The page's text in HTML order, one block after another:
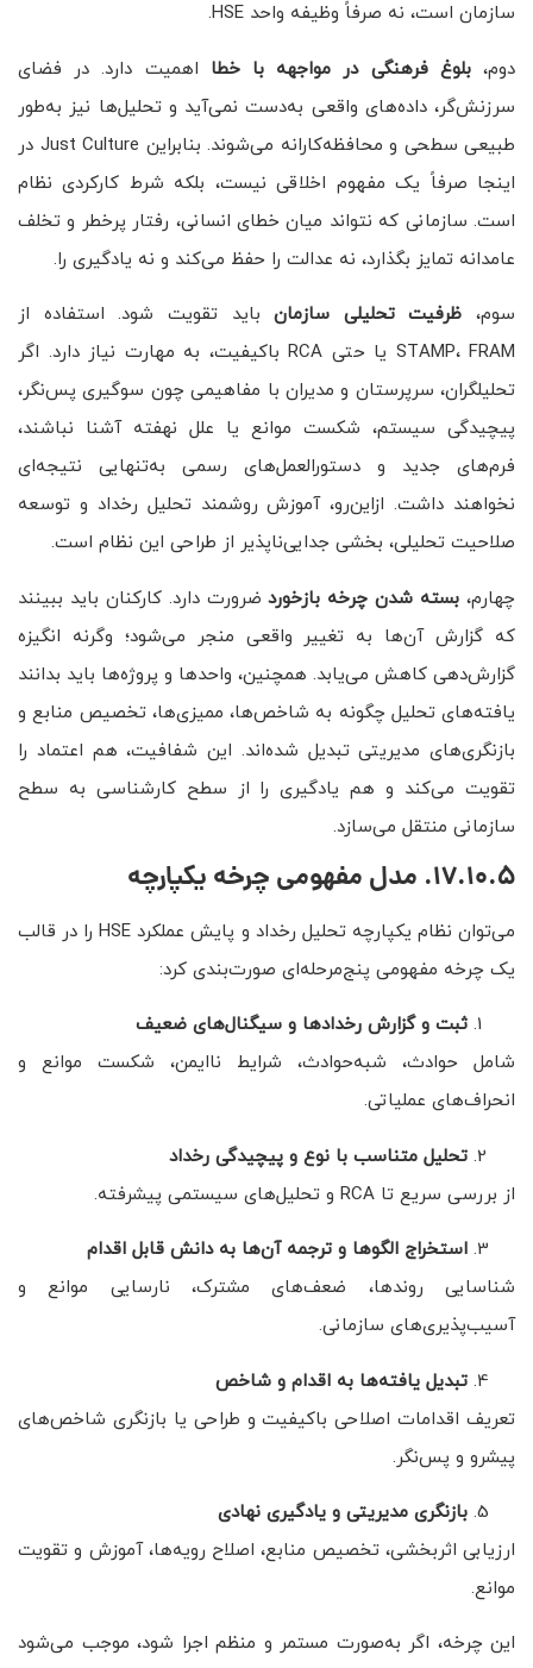
سازمان است، نه صرفاً وظیفه واحد HSE.
دوم،بلوغ فرهنگی در مواجهه با خطا اهمیت دارد. در فضای
سرزنش‌گر، داده‌های واقعی به‌دست نمی‌آید و تحلیل‌ها نیز به‌طور
طبیعی سطحی و محافظه‌کارانه می‌شوند. بنابراین Just Culture در
اینجا صرفاً یک مفهوم اخلاقی نیست، بلکه شرط کارکردی نظام
است. سازمانی که نتواند میان خطای انسانی، رفتار پرخطر و تخلف
عامدانه تمایز بگذارد، نه عدالت را حفظ می‌کند و نه یادگیری را.
سوم، ظرفیت تحلیلی سازمانباید تقویت شود. استفاده از
STAMP، FRAM یا حتی RCA باکیفیت، به مهارت نیاز دارد. اگر
تحلیلگران، سرپرستان و مدیران با مفاهیمی چون سوگیری پس‌نگر،
پیچیدگی سیستم، شکست موانع یا علل نهفته آشنا نباشند،
فرم‌های جدید و دستورالعمل‌های رسمی به‌تنهایی نتیجه‌ای
نخواهند داشت. ازاین‌رو، آموزش روشمند تحلیل رخداد و توسعه
صلاحیت تحلیلی، بخشی جدایی‌ناپذیر از طراحی این نظام است.
چهارم، بسته شدن چرخه بازخوردضرورت دارد. کارکنان باید ببینند
که گزارش آن‌ها به تغییر واقعی منجر می‌شود؛ وگرنه انگیزه
گزارش‌دهی کاهش می‌یابد. همچنین، واحدها و پروژه‌ها باید بدانند
یافته‌های تحلیل چگونه به شاخص‌ها، ممیزی‌ها، تخصیص منابع و
بازنگری‌های مدیریتی تبدیل شده‌اند. این شفافیت، هم اعتماد را
تقویت می‌کند و هم یادگیری را از سطح کارشناسی به سطح
سازمانی منتقل می‌سازد.
17.10.5. مدل مفهومی چرخه یکپارچه
می‌توان نظام یکپارچه تحلیل رخداد و پایش عملکرد HSE را در قالب
یک چرخه مفهومی پنج‌مرحله‌ای صورت‌بندی کرد:
ثبت و گزارش رخدادها و سیگنال‌های ضعیف
شامل حوادث، شبه‌حوادث، شرایط ناایمن، شکست موانع و
انحراف‌های عملیاتی.
تحلیل متناسب با نوع و پیچیدگی رخداد
از بررسی سریع تا RCA و تحلیل‌های سیستمی پیشرفته.
استخراج الگوها و ترجمه آن‌ها به دانش قابل اقدام
شناسایی روندها، ضعف‌های مشترک، نارسایی موانع و
آسیب‌پذیری‌های سازمانی.
تبدیل یافته‌ها به اقدام و شاخص
تعریف اقدامات اصلاحی باکیفیت و طراحی یا بازنگری شاخص‌های
پیشرو و پس‌نگر.
بازنگری مدیریتی و یادگیری نهادی
ارزیابی اثربخشی، تخصیص منابع، اصلاح رویه‌ها، آموزش و تقویت
موانع.
این چرخه، اگر به‌صورت مستمر و منظم اجرا شود، موجب می‌شود